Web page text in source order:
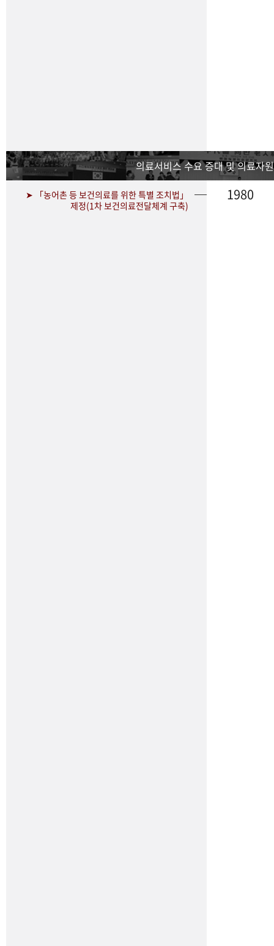
의료서비스 수요 증대 및 의료자
➤ 「농어촌 등 보건의료를 위한 특별 조치법」
제정(1차 보건의료전달체계 구축)
1980